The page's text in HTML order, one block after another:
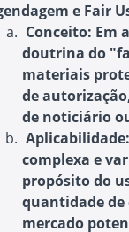
e Fair
Conceito: Em
doutrina do
materiais
de
de noticiário
Aplicabilidade
complexa e
propósito do
quantidade de
mercado